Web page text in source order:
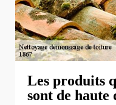
Les produits
sont de haute